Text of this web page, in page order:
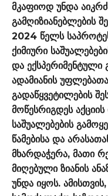
მკაფიოდ უნდა
გამღიზიანებლების
2024 წელს
ქიმიური
და ექსპერიმენტული
ადამიანის
გადაწყვეტილების
მოწესრიგდეს
საშუალებების
წამებისა და
მხარდაჭერა, მათი
მიღებული ზიანის
უნდა იყოს.